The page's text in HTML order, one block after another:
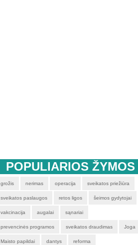
POPULIARIOS ŽYMOS
grožis nerimas operacija sveikatos priežiūra
sveikatos paslaugos retos ligos šeimos gydytojai
vakcinacija augalai sąnariai
prevencinės programos sveikatos draudimas Joga
Maisto papildai dantys reforma